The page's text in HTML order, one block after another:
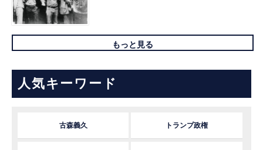
もっと見る
人気キーワード
古森義久 トランプ政権